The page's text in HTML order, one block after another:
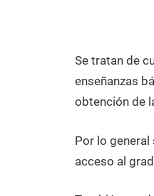
Se tratan de
enseñanzas
obtención de
Por lo general
acceso al